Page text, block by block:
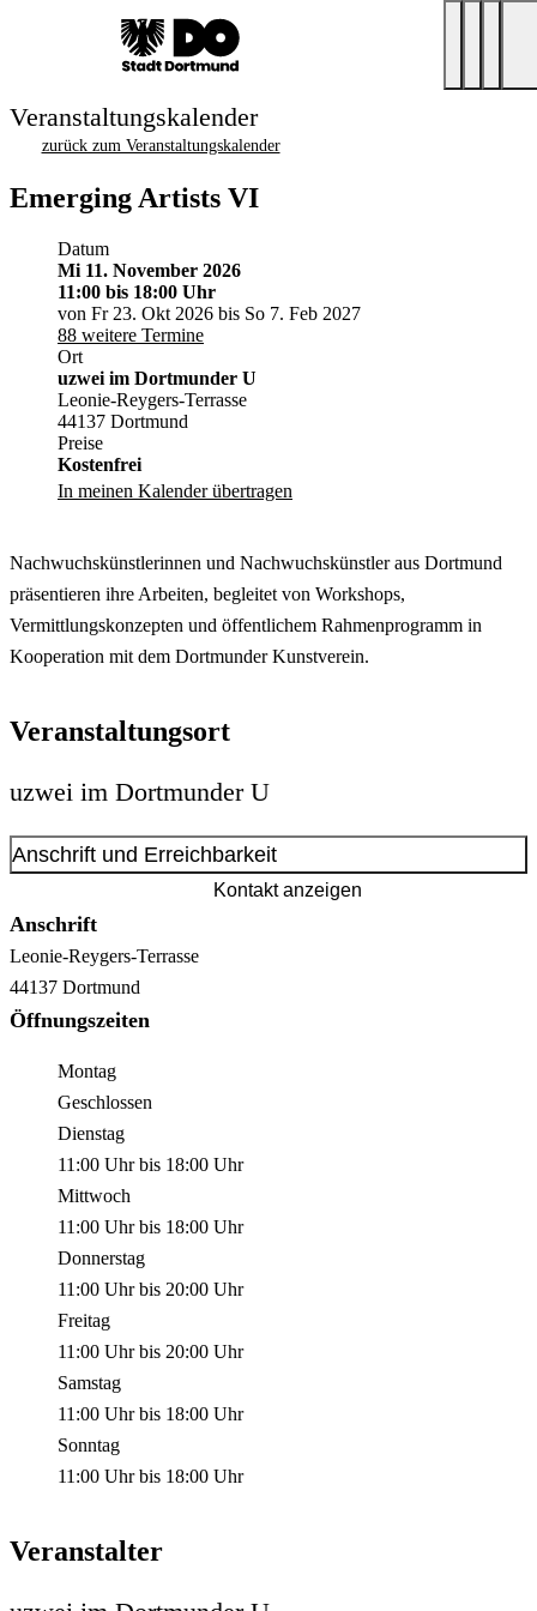
Veranstaltungskalender
zurück zum Veranstaltungskalender
Emerging Artists VI
Datum
Mi 11. November 2026
11:00 bis 18:00 Uhr
von Fr 23. Okt 2026 bis So 7. Feb 2027
88 weitere Termine
Ort
uzwei im Dortmunder U
Leonie-Reygers-Terrasse
44137 Dortmund
Preise
Kostenfrei
In meinen Kalender übertragen
Nachwuchskünstlerinnen und Nachwuchskünstler aus Dortmund
präsentieren ihre Arbeiten, begleitet von Workshops,
Vermittlungskonzepten und öffentlichem Rahmenprogramm in
Kooperation mit dem Dortmunder Kunstverein.
Veranstaltungsort
uzwei im Dortmunder U
Anschrift und Erreichbarkeit
Kontakt anzeigen
Anschrift
Leonie-Reygers-Terrasse
44137 Dortmund
Öffnungszeiten
Montag
Geschlossen
Dienstag
11:00 Uhrbis 18:00 Uhr
Mittwoch
11:00 Uhrbis 18:00 Uhr
Donnerstag
11:00 Uhrbis 20:00 Uhr
Freitag
11:00 Uhrbis 20:00 Uhr
Samstag
11:00 Uhrbis 18:00 Uhr
Sonntag
11:00 Uhrbis 18:00 Uhr
Veranstalter